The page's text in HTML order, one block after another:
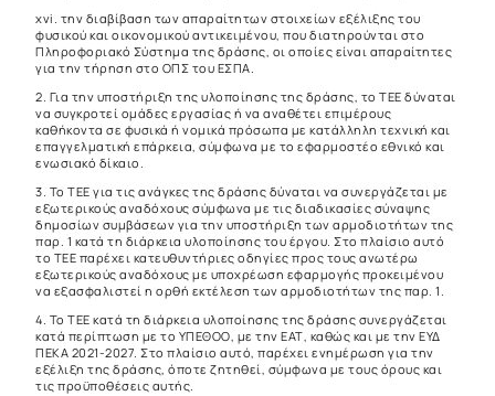
xvi. την διαβίβαση των απαραίτητων στοιχείων εξέλιξης του
φυσικού και οικονομικού αντικειμένου, που διατηρούνται στο
Πληροφοριακό Σύστημα της δράσης, οι οποίες είναι απαραίτητες
για την τήρηση στο ΟΠΣ του ΕΣΠΑ.
2. Για την υποστήριξη της υλοποίησης της δράσης, το ΤΕΕ δύναται
να συγκροτεί ομάδες εργασίας ή να αναθέτει επιμέρους
καθήκοντα σε φυσικά ή νομικά πρόσωπα με κατάλληλη τεχνική και
επαγγελματική επάρκεια, σύμφωνα με το εφαρμοστέο εθνικό και
ενωσιακό δίκαιο.
3. Το ΤΕΕ για τις ανάγκες της δράσης δύναται να συνεργάζεται με
εξωτερικούς αναδόχους σύμφωνα με τις διαδικασίες σύναψης
δημοσίων συμβάσεων για την υποστήριξη των αρμοδιοτήτων της
παρ. 1 κατά τη διάρκεια υλοποίησης του έργου. Στο πλαίσιο αυτό
το ΤΕΕ παρέχει κατευθυντήριες οδηγίες προς τους ανωτέρω
εξωτερικούς αναδόχους με υποχρέωση εφαρμογής προκειμένου
να εξασφαλιστεί η ορθή εκτέλεση των αρμοδιοτήτων της παρ. 1.
4. Το ΤΕΕ κατά τη διάρκεια υλοποίησης της δράσης συνεργάζεται
κατά περίπτωση με το ΥΠΕΘΟΟ, με την ΕΑΤ, καθώς και με την ΕΥΔ
ΠΕΚΑ 2021-2027. Στο πλαίσιο αυτό, παρέχει ενημέρωση για την
εξέλιξη της δράσης, όποτε ζητηθεί, σύμφωνα με τους όρους και
τις προϋποθέσεις αυτής.